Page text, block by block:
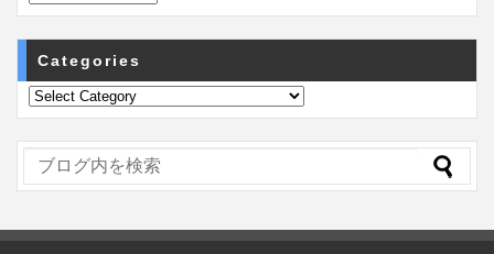
Categories